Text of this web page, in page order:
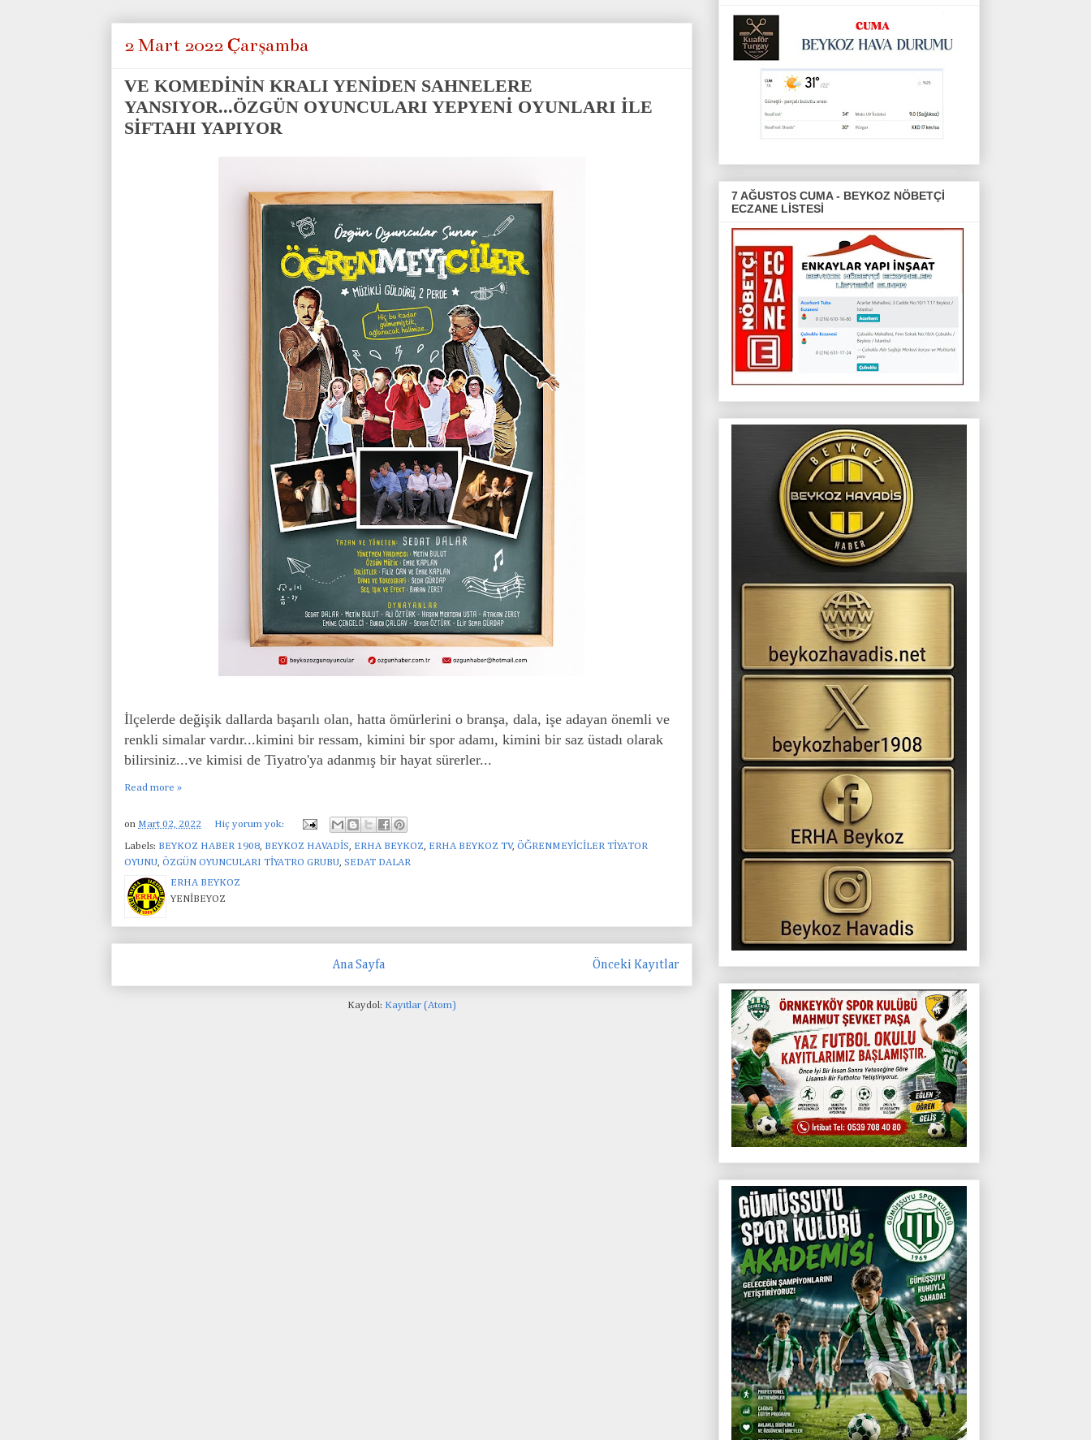
2 Mart 2022 Çarşamba
VE KOMEDİNİN KRALI YENİDEN SAHNELERE
YANSIYOR...ÖZGÜN OYUNCULARI YEPYENİ OYUNLARI İLE
SİFTAHI YAPIYOR
İlçelerde değişik dallarda başarılı olan, hatta ömürlerini o branşa, dala, işe adayan önemli ve
renkli simalar vardır...kimini bir ressam, kimini bir spor adamı, kimini bir saz üstadı olarak
bilirsiniz...ve kimisi de Tiyatro'ya adanmış bir hayat sürerler...
Read more »
on Mart 02, 2022 Hiç yorum yok:
Labels: BEYKOZ HABER 1908 BEYKOZ HAVADİS ERHA BEYKOZ ERHA BEYKOZ TV, ÖĞRENMEYİCİLER TİYATOR
OYUNU ÖZGÜN OYUNCULARI TİYATRO GRUBU SEDAT DALAR
ERHA BEYKOZ
YENİBEYOZ
Önceki Kayıtlar
Ana Sayfa
Kaydol: Kayıtlar (Atom)
7 AĞUSTOS CUMA - BEYKOZ NÖBETÇİ
ECZANE LİSTESİ